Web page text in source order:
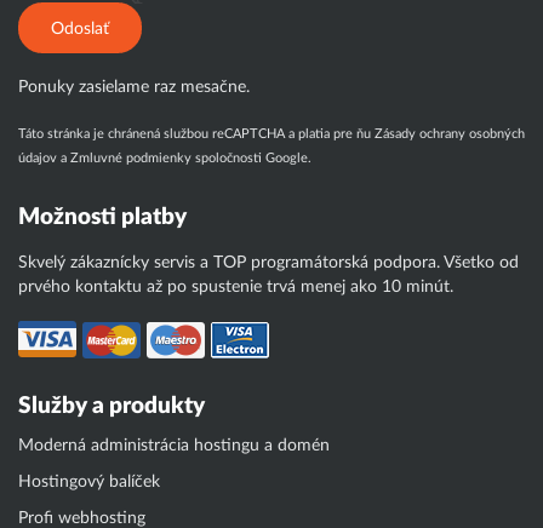
Odoslať
Ponuky zasielame raz mesačne.
Táto stránka je chránená službou reCAPTCHA a platia pre ňu Zásady ochrany osobných
údajov a Zmluvné podmienky spoločnosti Google.
Možnosti platby
Skvelý zákaznícky servis a TOP programátorská podpora. Všetko od
prvého kontaktu až po spustenie trvá menej ako 10 minút.
Služby a produkty
Moderná administrácia hostingu a domén
Hostingový balíček
Profi webhosting